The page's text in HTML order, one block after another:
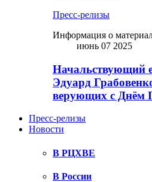
Пресс-релизы
Информация о
июнь 07 2025
Начальствующий
Эдуард
верующих с Днём
Пресс-релизы
Новости
В РЦХВЕ
В России